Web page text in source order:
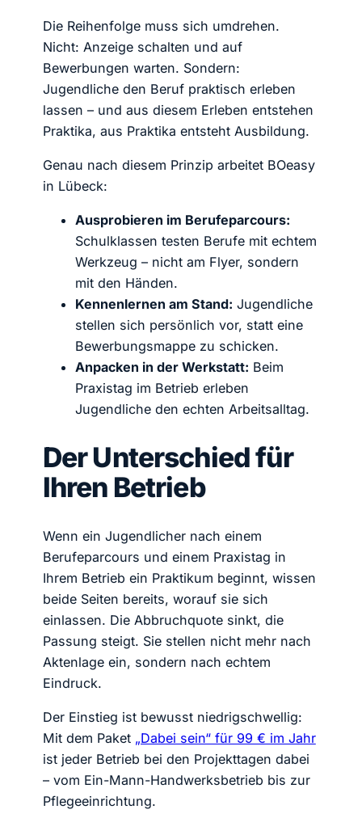
Die Reihenfolge muss sich umdrehen.
Nicht: Anzeige schalten und auf
Bewerbungen warten. Sondern:
Jugendliche den Beruf praktisch erleben
lassen – und aus diesem Erleben entstehen
Praktika, aus Praktika entsteht Ausbildung.
Genau nach diesem Prinzip arbeitet BOeasy
in Lübeck:
Ausprobieren im Berufeparcours:
Schulklassen testen Berufe mit echtem
Werkzeug – nicht am Flyer, sondern
mit den Händen.
Kennenlernen am Stand: Jugendliche
stellen sich persönlich vor, statt eine
Bewerbungsmappe zu schicken.
Anpacken in der Werkstatt: Beim
Praxistag im Betrieb erleben
Jugendliche den echten Arbeitsalltag.
Der Unterschied für
Ihren Betrieb
Wenn ein Jugendlicher nach einem
Berufeparcours und einem Praxistag in
Ihrem Betrieb ein Praktikum beginnt, wissen
beide Seiten bereits, worauf sie sich
einlassen. Die Abbruchquote sinkt, die
Passung steigt. Sie stellen nicht mehr nach
Aktenlage ein, sondern nach echtem
Eindruck.
Der Einstieg ist bewusst niedrigschwellig:
Mit dem Paket „Dabei sein“ für 99 € im Jahr
ist jeder Betrieb bei den Projekttagen dabei
– vom Ein-Mann-Handwerksbetrieb bis zur
Pflegeeinrichtung.